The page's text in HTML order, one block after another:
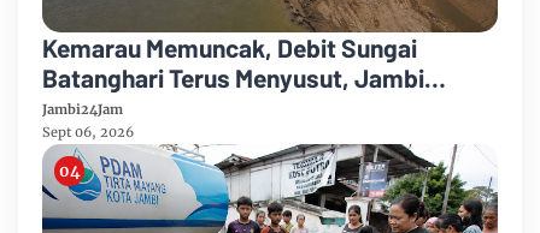
Kemarau Memuncak, Debit Sungai
Batanghari Terus Menyusut, Jambi
Hadapi Ancaman Krisis Air Bersih dan
Karhutla
Jambi24Jam
Sept 06, 2026